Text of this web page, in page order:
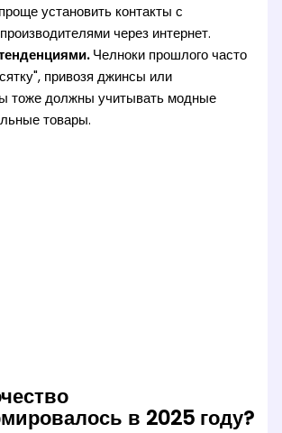
установить контакты с
через интернет.
Челноки прошлого часто
привозя джинсы или
тоже должны учитывать модные
товары.
в 2025 году?